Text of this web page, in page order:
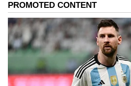
ಸಮಗ್ರ ಸುದ್ದಿ ಮೂಲವನ್ನಾಗಿ asianet
ಆಯ್ಕೆ ಮಾಡಿಕೊಳ್ಳಿ